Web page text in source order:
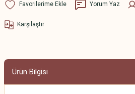
Yorum Yaz
Karşılaştır
Ürün Bilgisi